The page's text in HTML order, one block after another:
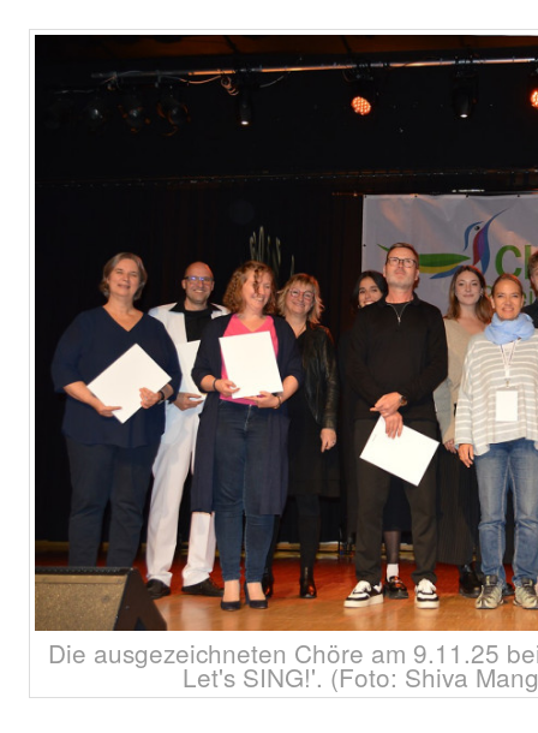
Die ausgezeichneten Chöre am 9.11.25
Let's SING!'. (Foto: Shiva